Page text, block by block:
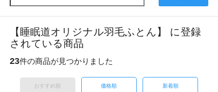
【睡眠道オリジナル羽毛ふとん】 に登録
されている商品
23件の商品が見つかりました
おすすめ順 価格順 新着順